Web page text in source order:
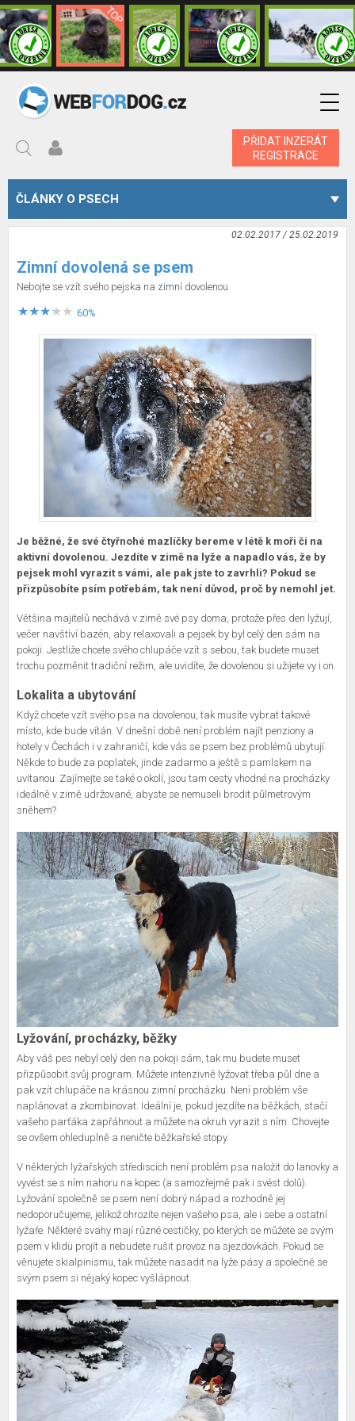
PŘIDAT INZERÁT
REGISTRACE
ČLÁNKY O PSECH
02.02.2017 / 25.02.2019
Zimní dovolená se psem
Nebojte se vzít svého pejska na zimní dovolenou
60%
Je běžné, že své čtyřnohé mazlíčky bereme v létě k moři či na
aktivní dovolenou. Jezdíte v zimě na lyže a napadlo vás, že by
pejsek mohl vyrazit s vámi, ale pak jste to zavrhli? Pokud se
přizpůsobíte psím potřebám, tak není důvod, proč by nemohl jet.
Většina majitelů nechává v zimě své psy doma, protože přes den lyžují,
večer navštíví bazén, aby relaxovali a pejsek by byl celý den sám na
pokoji. Jestliže chcete svého chlupáče vzít s sebou, tak budete muset
trochu pozměnit tradiční režim, ale uvidíte, že dovolenou si užijete vy i on.
Lokalita a ubytování
Když chcete vzít svého psa na dovolenou, tak musíte vybrat takové
místo, kde bude vítán. V dnešní době není problém najít penziony a
hotely v Čechách i v zahraničí, kde vás se psem bez problémů ubytují.
Někde to bude za poplatek, jinde zadarmo a ještě s pamlskem na
uvítanou. Zajímejte se také o okolí, jsou tam cesty vhodné na procházky
ideálně v zimě udržované, abyste se nemuseli brodit půlmetrovým
sněhem?
Lyžování, procházky, běžky
Aby váš pes nebyl celý den na pokoji sám, tak mu budete muset
přizpůsobit svůj program. Můžete intenzivně lyžovat třeba půl dne a
pak vzít chlupáče na krásnou zimní procházku. Není problém vše
naplánovat a zkombinovat. Ideální je, pokud jezdíte na běžkách, stačí
vašeho parťáka zapřáhnout a můžete na okruh vyrazit s ním. Chovejte
se ovšem ohleduplně a neničte běžkařské stopy.
V některých lyžařských střediscích není problém psa naložit do lanovky a
vyvést se s ním nahoru na kopec (a samozřejmě pak i svést dolů).
Lyžování společně se psem není dobrý nápad a rozhodně jej
nedoporučujeme, jelikož ohrozíte nejen vašeho psa, ale i sebe a ostatní
lyžaře. Některé svahy mají různé cestičky, po kterých se můžete se svým
psem v klidu projít a nebudete rušit provoz na sjezdovkách. Pokud se
věnujete skialpinismu, tak můžete nasadit na lyže pásy a společně se
svým psem si nějaký kopec vyšlápnout.